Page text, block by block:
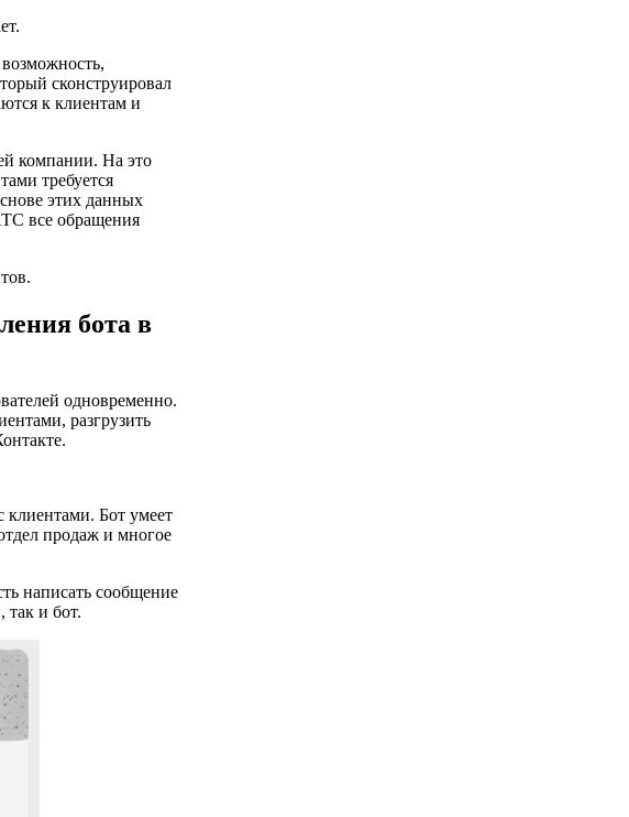
сконструировал
к клиентам и
компании. На это
требуется
этих данных
все обращения
бота в
одновременно.
разгрузить
клиентами. Бот умеет
продаж и многое
написать сообщение
так и бот.